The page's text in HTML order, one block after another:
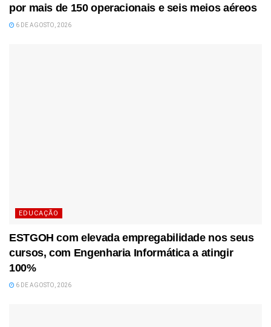
por mais de 150 operacionais e seis meios aéreos
6 DE AGOSTO, 2026
EDUCAÇÃO
ESTGOH com elevada empregabilidade nos seus
cursos, com Engenharia Informática a atingir
100%
6 DE AGOSTO, 2026